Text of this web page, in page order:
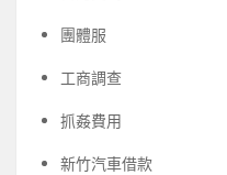
團體服
工商調查
抓姦費用
新竹汽車借款